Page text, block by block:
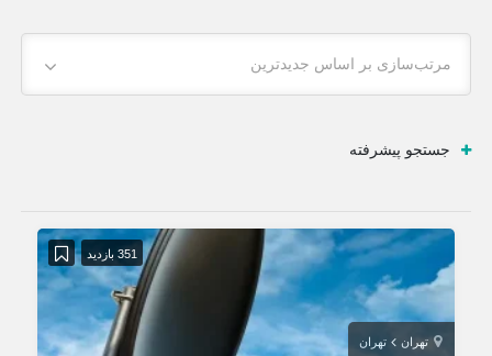
مرتب‌سازی بر اساس جدیدترین
جستجو پیشرفته
351 بازدید
تهران تهران